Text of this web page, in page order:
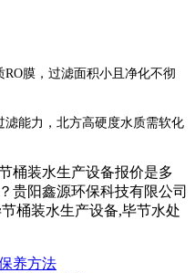
膜，过滤面积小且净化不彻
能力，北方高硬度水质需软化
桶装水生产设备报价是多
贵阳鑫源环保科技有限公司
桶装水生产设备,毕节水处
养方法